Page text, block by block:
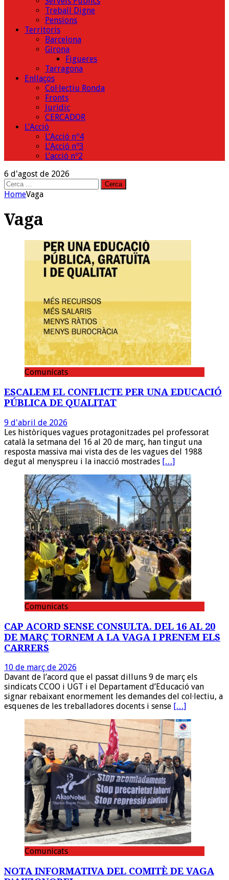
Treball Digne
Pensions
Territoris
Barcelona
Girona
Figueres
Tarragona
Enllaços
Col·lectiu Ronda
Fronts
Jurìdic
CERCADOR
L’Acció
L’Acció nº4
L’Acció nº3
L’acció nº2
6 d'agost de 2026
Cerca:
HomeVaga
Vaga
Comunicats
ESCALEM EL CONFLICTE PER UNA EDUCACIÓ
PÚBLICA DE QUALITAT
9 d'abril de 2026
Les històriques vagues protagonitzades pel professorat
català la setmana del 16 al 20 de març, han tingut una
resposta massiva mai vista des de les vagues del 1988
degut al menyspreu i la inacció mostrades […]
Comunicats
CAP ACORD SENSE CONSULTA. DEL 16 AL 20
DE MARÇ TORNEM A LA VAGA I PRENEM ELS
CARRERS
10 de març de 2026
Davant de l’acord que el passat dilluns 9 de març els
sindicats CCOO i UGT i el Departament d’Educació van
signar rebaixant enormement les demandes del col·lectiu, a
esquenes de les treballadores docents i sense […]
Comunicats
NOTA INFORMATIVA DEL COMITÈ DE VAGA